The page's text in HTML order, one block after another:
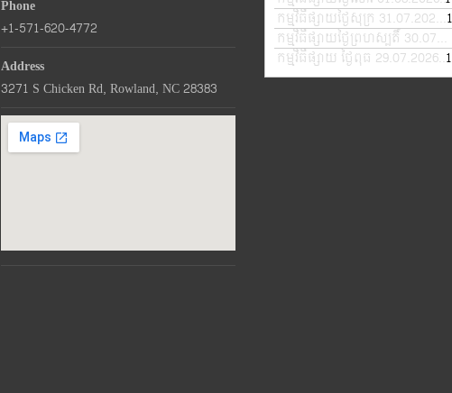
កម្មវិធីផ្សាយថ្ងៃសុក្រ 31.07.2026
កម្មវិធីផ្សាយថ្ងៃព្រហស្បតិ៍ 30.07.2026
កម្មវិធីផ្សាយ ថ្ងៃពុធ 29.07.2026
—
Phone
+1-571-620-4772
Address
3271 S Chicken Rd, Rowland, NC 28383